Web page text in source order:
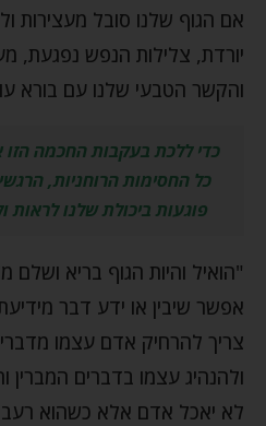
אם הגוף שלנו סובל מעצירות
יורדת, צלילות הנפש נפגעת,
והקשר הטבעי שלנו עם בורא
כדי ללכת בעקבות החכמה הזו
כל החסימות הרוחניות,
פוגעות ביכולת שלנו
"הואיל והיות הגוף בריא
אפשר שיבין או ידע דבר
צריך להרחיק אדם עצמו
ולהנהיג עצמו בדברים המברין
לא יאכל אדם אלא כשהוא